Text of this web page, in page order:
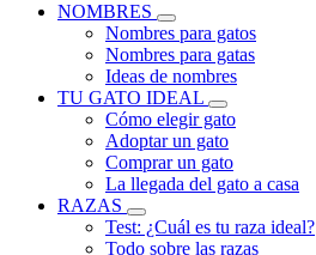
NOMBRES
Nombres para gatos
Nombres para gatas
Ideas de nombres
TU GATO IDEAL
Cómo elegir gato
Adoptar un gato
Comprar un gato
La llegada del gato a casa
RAZAS
Test: ¿Cuál es tu raza ideal?
Todo sobre las razas